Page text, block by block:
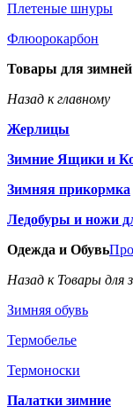
Плетеные шнуры
Флюорокарбон
Товары для
Назад к главному
Жерлицы
Зимние Ящики и
Зимняя прикормка
Ледобуры и ножи
Одежда и Обувь
Назад к Товары для
Зимняя обувь
Термобелье
Термоноски
Палатки зимние